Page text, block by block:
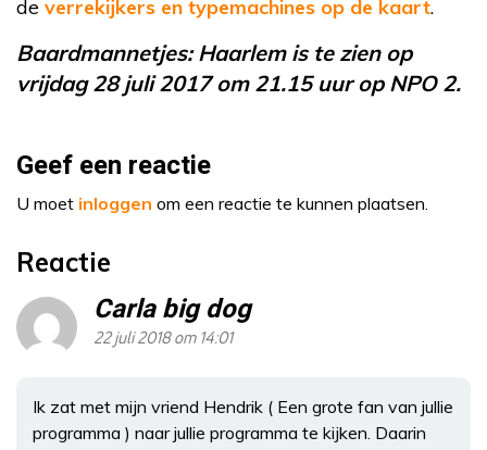
de verrekijkers en typemachines op de kaart.
Baardmannetjes: Haarlem is te zien op
vrijdag 28 juli 2017 om 21.15 uur op NPO 2.
Geef een reactie
U moet inloggen om een reactie te kunnen plaatsen.
Reactie
Carla big dog
22 juli 2018 om 14:01
Ik zat met mijn vriend Hendrik ( Een grote fan van jullie
programma ) naar jullie programma te kijken. Daarin